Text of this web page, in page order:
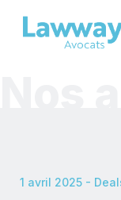
1 avril 2025 -